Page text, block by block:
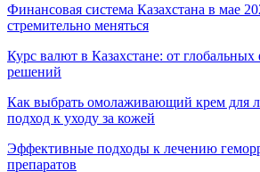
Финансовая система Казахстана в мае
стремительно меняться
Курс валют в Казахстане: от
решений
Как выбрать омолаживающий крем для
подход к уходу за кожей
Эффективные подходы к лечению
препаратов